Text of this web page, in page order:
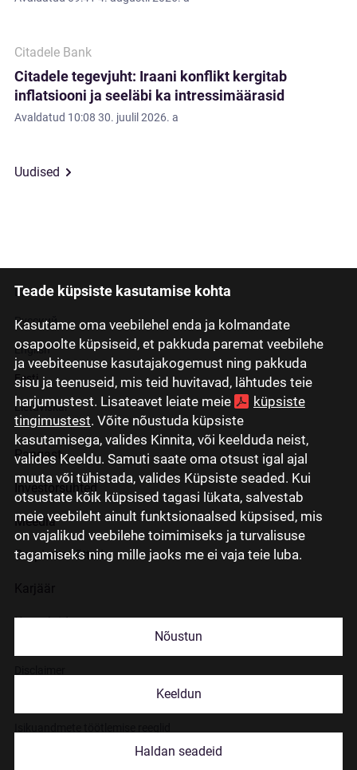
Teade küpsiste kasutamise kohta
Kasutame oma veebilehel enda ja kolmandate
osapoolte küpsiseid, et pakkuda paremat veebilehe
ja veebiteenuse kasutajakogemust ning pakkuda
sisu ja teenuseid, mis teid huvitavad, lähtudes teie
harjumustest. Lisateavet leiate meie
küpsiste
tingimustest. Võite nõustuda küpsiste
kasutamisega, valides Kinnita, või keelduda neist,
valides Keeldu. Samuti saate oma otsust igal ajal
muuta või tühistada, valides Küpsiste seaded. Kui
otsustate kõik küpsised tagasi lükata, salvestab
meie veebileht ainult funktsionaalsed küpsised, mis
on vajalikud veebilehe toimimiseks ja turvalisuse
tagamiseks ning mille jaoks me ei vaja teie luba.
Nõustun
Keeldun
Haldan seadeid
Citadele Bank
Citadele tegevjuht: Iraani konflikt kergitab
inflatsiooni ja seeläbi ka intressimäärasid
Avaldatud 10:08 30. juulil 2026. a
Uudised
Latviski
Русский
English
Eesti
Lietuviškai
Pangast
Investorsuhted
Meedia
Grupi ettevõtted
Kontaktid